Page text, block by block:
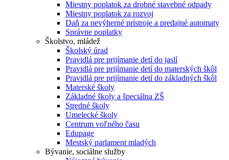
Miestny poplatok za drobné stavebné odpady
Miestny poplatok za rozvoj
Daň za nevýherné prístroje a predajné automaty
Správne poplatky
Školstvo, mládež
Školský úrad
Pravidlá pre prijímanie detí do jaslí
Pravidlá pre prijímanie detí do materských škôl
Pravidlá pre prijímanie detí do základných škôl
Materské školy
Základné školy a špeciálna ZŠ
Stredné školy
Umelecké školy
Centrum voľného času
Edupage
Mestský parlament mladých
Bývanie, sociálne služby